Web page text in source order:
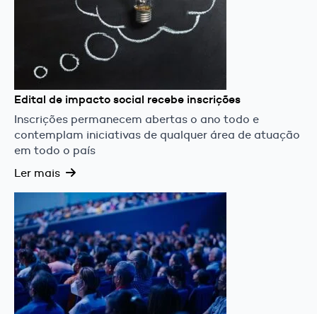
Edital de impacto social recebe inscrições
Inscrições permanecem abertas o ano todo e
contemplam iniciativas de qualquer área de atuação
em todo o país
Ler mais